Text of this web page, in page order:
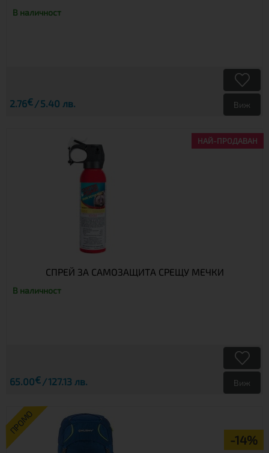
В наличност
2.76€ 5.40 лв. Виж
НАЙ-ПРОДАВАН
СПРЕЙ ЗА САМОЗАЩИТА СРЕЩУ МЕЧКИ
В наличност
65.00€ 127.13 лв. Виж
ПРОМО
-14%